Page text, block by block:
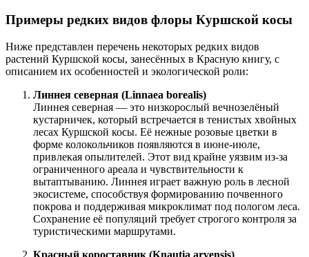
Примеры редких видов флоры Куршской косы
Ниже представлен перечень некоторых редких видов
растений Куршской косы, занесённых в Красную книгу, с
описанием их особенностей и экологической роли:
Линнея северная (Linnaea borealis)
Линнея северная — это низкорослый вечнозелёный
кустарничек, который встречается в тенистых хвойных
лесах Куршской косы. Её нежные розовые цветки в
форме колокольчиков появляются в июне-июле,
привлекая опылителей. Этот вид крайне уязвим из-за
ограниченного ареала и чувствительности к
вытаптыванию. Линнея играет важную роль в лесной
экосистеме, способствуя формированию почвенного
покрова и поддерживая микроклимат под пологом леса.
Сохранение её популяций требует строгого контроля за
туристическими маршрутами.
Красный короставник (Knautia arvensis)